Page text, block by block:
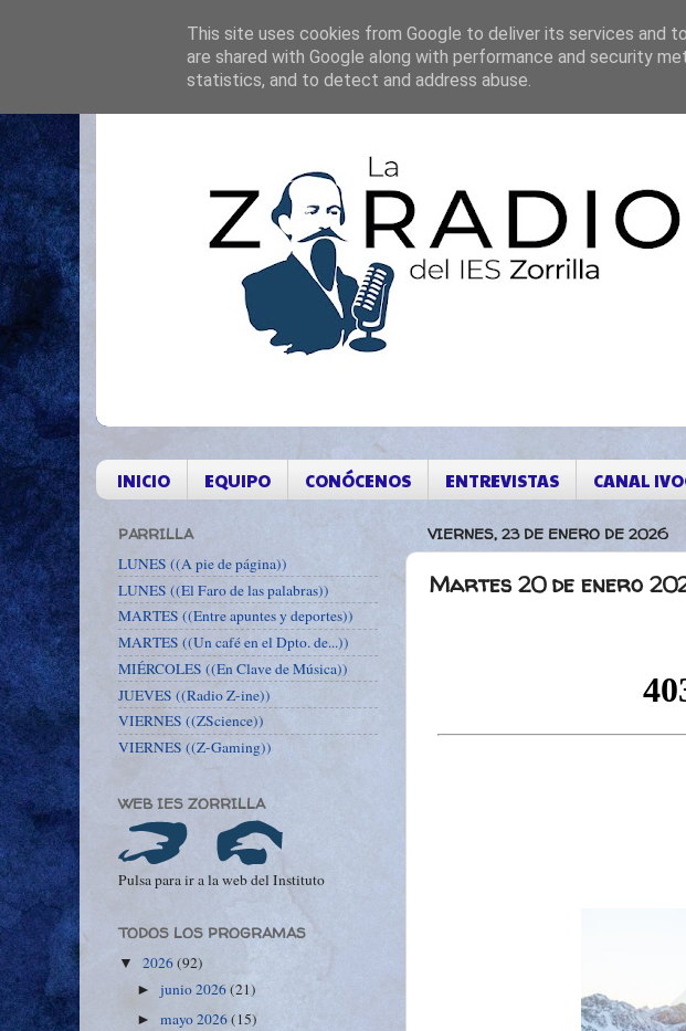
INICIO EQUIPO CONÓCENOS ENTREVISTAS CANAL
VIERNES, 23 DE ENERO DE 2026
Martes 20 de enero
PARRILLA
LUNES ((A pie de página))
LUNES ((El Faro de las palabras))
MARTES ((Entre apuntes y deportes))
MARTES ((Un café en el Dpto. de...))
MIÉRCOLES ((En Clave de Música))
JUEVES ((Radio Z-ine))
VIERNES ((ZScience))
VIERNES ((Z-Gaming))
WEB IES ZORRILLA
Pulsa para ir a la web del Instituto
TODOS LOS PROGRAMAS
▼ 2026(92)
►junio 2026(21)
►mayo 2026(15)
This site uses cookies from Google to deliver its services and
are shared with Google along with performance and security
statistics, and to detect and address abuse.